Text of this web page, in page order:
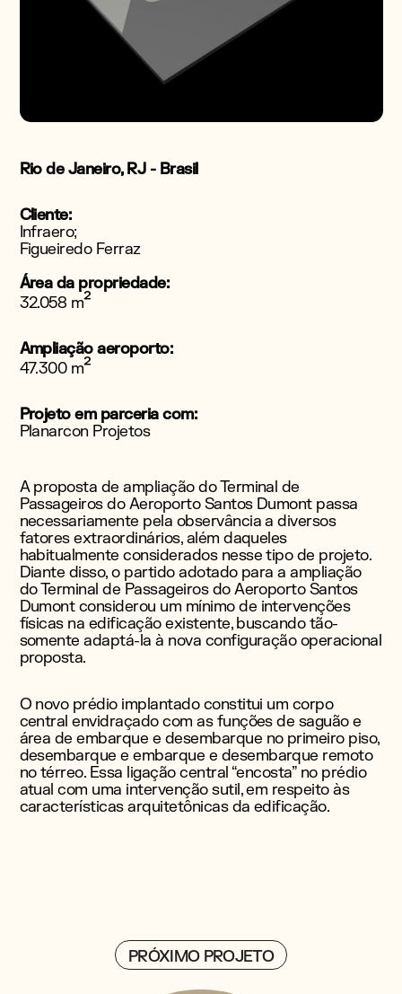
Rio de Janeiro, RJ - Brasil
Cliente:
Infraero;
Figueiredo Ferraz
Área da propriedade:
32.058 m²
Ampliação aeroporto:
47.300 m²
Projeto em parceria com:
Planarcon Projetos
A proposta de ampliação do Terminal de
Passageiros do Aeroporto Santos Dumont passa
necessariamente pela observância a diversos
fatores extraordinários, além daqueles
habitualmente considerados nesse tipo de projeto.
Diante disso, o partido adotado para a ampliação
do Terminal de Passageiros do Aeroporto Santos
Dumont considerou um mínimo de intervenções
físicas na edificação existente, buscando tão-
somente adaptá-la à nova configuração operacional
proposta.
O novo prédio implantado constitui um corpo
central envidraçado com as funções de saguão e
área de embarque e desembarque no primeiro piso,
desembarque e embarque e desembarque remoto
no térreo. Essa ligação central “encosta” no prédio
atual com uma intervenção sutil, em respeito às
características arquitetônicas da edificação.
PRÓXIMO PROJETO